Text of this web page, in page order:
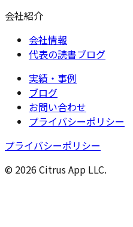
会社紹介
会社情報
代表の読書ブログ
実績・事例
ブログ
お問い合わせ
プライバシーポリシー
プライバシーポリシー
© 2026 Citrus App LLC.